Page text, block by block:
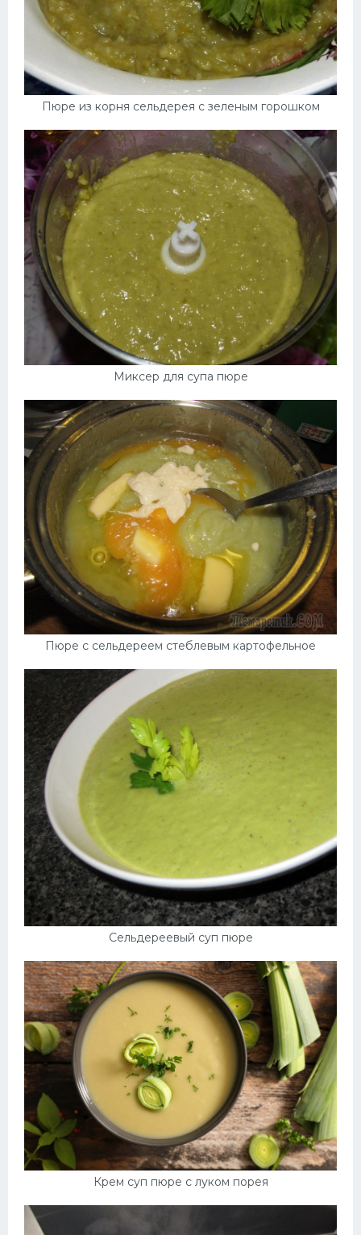
Пюре из корня сельдерея с зеленым горошком
Миксер для супа пюре
Пюре с сельдереем стеблевым картофельное
Сельдереевый суп пюре
Крем суп пюре с луком порея